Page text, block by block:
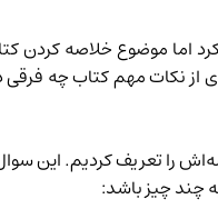
موضوع خلاصه کردن
از نکات مهم کتاب چه
را تعریف کردیم. این
چند چیز باشد: